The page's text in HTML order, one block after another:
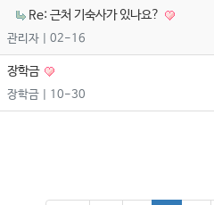
Re: 근처 기숙사가 있나요?
관리자 | 02-16
장학금
장학금 | 10-30